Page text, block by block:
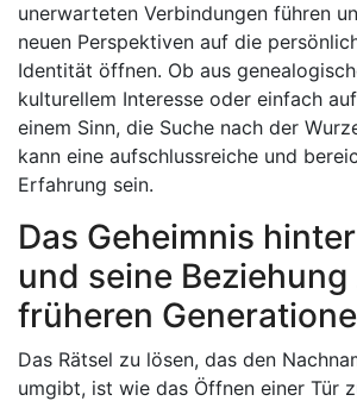
unerwarteten Verbindungen führen
neuen Perspektiven auf die
Identität öffnen. Ob aus
kulturellem Interesse oder einfach
einem Sinn, die Suche nach der
kann eine aufschlussreiche und
Erfahrung sein.
Das Geheimnis
und seine Beziehung
früheren
Das Rätsel zu lösen, das den
umgibt, ist wie das Öffnen einer Tür